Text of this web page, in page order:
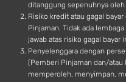
ditanggung sepenuhnya
Risiko kredit atau gagal
Pinjaman. Tidak ada
jawab atas risiko gagal bayar
Penyelenggara dengan
(Pemberi Pinjaman dan/atau
memperoleh, menyimpan,